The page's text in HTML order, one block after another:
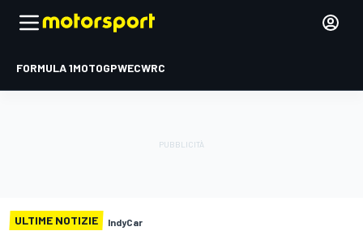
FORMULA 1MOTOGPWECWRC
ULTIME NOTIZIE IndyCar